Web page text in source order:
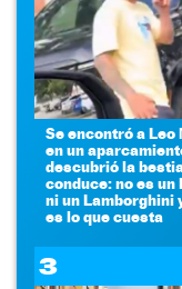
Se encontró a Leo
en un
descubrió la
conduce: no es un
ni un Lamborghini
es lo que cuesta
3